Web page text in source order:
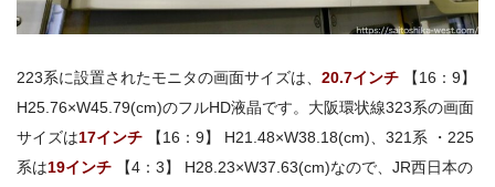
223系に設置されたモニタの画面サイズは、 20.7インチ 【16 ： 9】
H25.76×W45.79(cm)のフルHD液晶です。 大阪環状線323系の画面
サイズは17インチ 【16 ： 9】 H21.48×W38.18(cm)、 321系 ・ 225
系は19インチ 【4 ： 3】
H28.23×W37.63(cm)なので、JR西日本の